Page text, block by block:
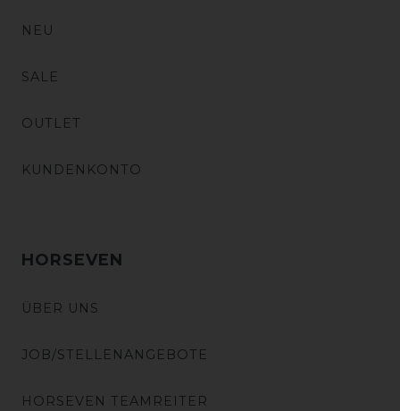
NEU
SALE
OUTLET
KUNDENKONTO
HORSEVEN
ÜBER UNS
JOB/STELLENANGEBOTE
HORSEVEN TEAMREITER